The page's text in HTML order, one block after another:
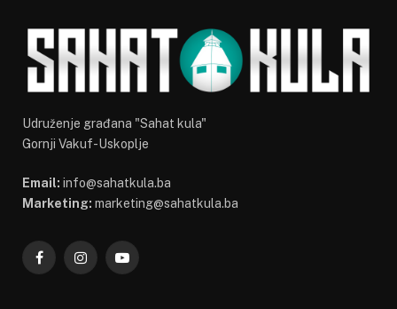
Udruženje građana "Sahat kula"
Gornji Vakuf-Uskoplje
Email: info@sahatkula.ba
Marketing: marketing@sahatkula.ba
FacebookInstagramYouTube